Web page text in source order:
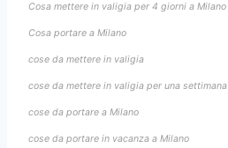
Cosa mettere in valigia per 4 giorni a Milano
Cosa portare a Milano
cose da mettere in valigia
cose da mettere in valigia per una settimana
cose da portare a Milano
cose da portare in vacanza a Milano